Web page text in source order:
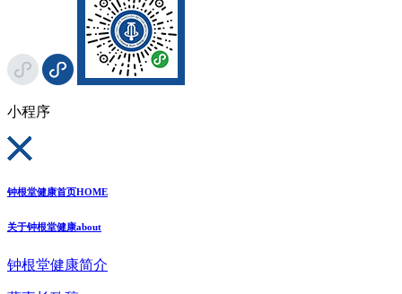
小程序
钟根堂健康首页HOME
关于钟根堂健康about
钟根堂健康简介